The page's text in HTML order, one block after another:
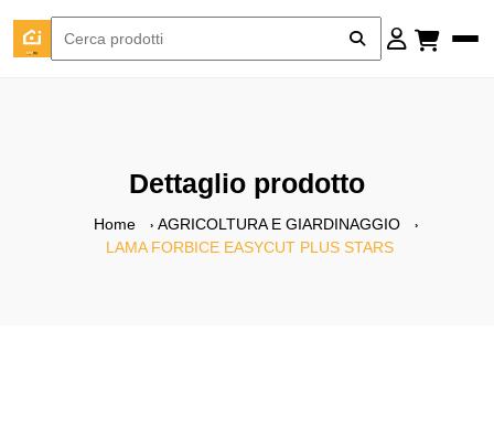
Dettaglio prodotto
Home
AGRICOLTURA E GIARDINAGGIO
LAMA FORBICE EASYCUT PLUS STARS